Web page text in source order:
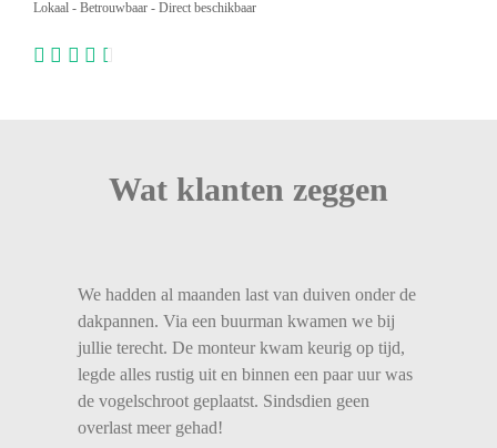
Lokaal - Betrouwbaar - Direct beschikbaar
Wat klanten zeggen
We hadden al maanden last van duiven onder de
dakpannen. Via een buurman kwamen we bij
jullie terecht. De monteur kwam keurig op tijd,
legde alles rustig uit en binnen een paar uur was
de vogelschroot geplaatst. Sindsdien geen
overlast meer gehad!